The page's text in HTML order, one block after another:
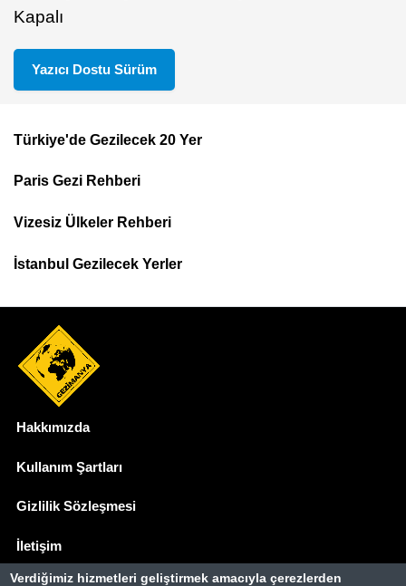
Kapalı
Yazıcı Dostu Sürüm
Footer
Top
Menu
Türkiye'de Gezilecek 20 Yer
Paris Gezi Rehberi
Vizesiz Ülkeler Rehberi
İstanbul Gezilecek Yerler
Hakkımızda
Kullanım Şartları
Gizlilik Sözleşmesi
İletişim
Verdiğimiz hizmetleri geliştirmek amacıyla çerezlerden